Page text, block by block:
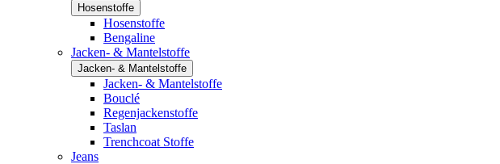
Hosenstoffe
Hosenstoffe
Bengaline
Jacken- & Mantelstoffe
Jacken- & Mantelstoffe
Jacken- & Mantelstoffe
Bouclé
Regenjackenstoffe
Taslan
Trenchcoat Stoffe
Jeans